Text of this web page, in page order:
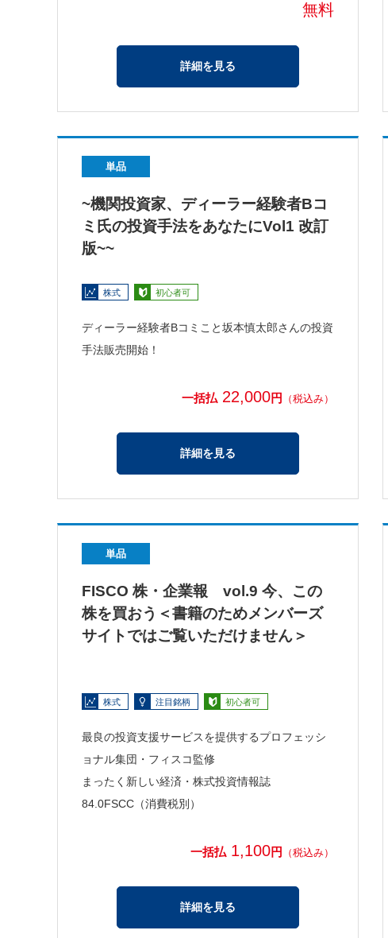
無料
詳細を見る
単品
~機関投資家、ディーラー経験者Bコ
ミ氏の投資手法をあなたにVol1 改訂
版~~
株式 初心者可
ディーラー経験者Bコミこと坂本慎太郎さんの投資
手法販売開始！
一括払 22,000円 （税込み）
詳細を見る
単品
FISCO 株・企業報 vol.9 今、この
株を買おう＜書籍のためメンバーズ
サイトではご覧いただけません＞
株式 注目銘柄 初心者可
最良の投資支援サービスを提供するプロフェッシ
ョナル集団・フィスコ監修
まったく新しい経済・株式投資情報誌
84.0FSCC（消費税別）
一括払 1,100円 （税込み）
詳細を見る